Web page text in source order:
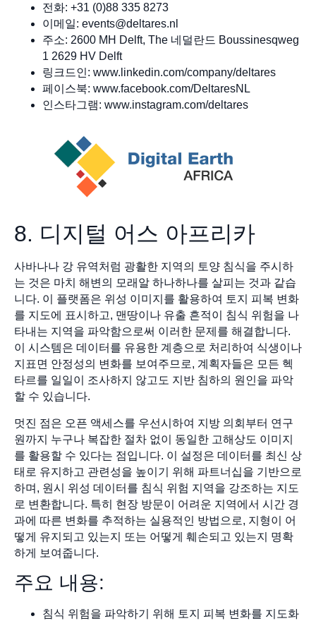
전화: +31 (0)88 335 8273
이메일: events@deltares.nl
주소: 2600 MH Delft, The 네덜란드 Boussinesqweg
1 2629 HV Delft
링크드인: www.linkedin.com/company/deltares
페이스북: www.facebook.com/DeltaresNL
인스타그램: www.instagram.com/deltares
8. 디지털 어스 아프리카
사바나나 강 유역처럼 광활한 지역의 토양 침식을 주시하
는 것은 마치 해변의 모래알 하나하나를 살피는 것과 같습
니다. 이 플랫폼은 위성 이미지를 활용하여 토지 피복 변화
를 지도에 표시하고, 맨땅이나 유출 흔적이 침식 위험을 나
타내는 지역을 파악함으로써 이러한 문제를 해결합니다.
이 시스템은 데이터를 유용한 계층으로 처리하여 식생이나
지표면 안정성의 변화를 보여주므로, 계획자들은 모든 헥
타르를 일일이 조사하지 않고도 지반 침하의 원인을 파악
할 수 있습니다.
멋진 점은 오픈 액세스를 우선시하여 지방 의회부터 연구
원까지 누구나 복잡한 절차 없이 동일한 고해상도 이미지
를 활용할 수 있다는 점입니다. 이 설정은 데이터를 최신 상
태로 유지하고 관련성을 높이기 위해 파트너십을 기반으로
하며, 원시 위성 데이터를 침식 위험 지역을 강조하는 지도
로 변환합니다. 특히 현장 방문이 어려운 지역에서 시간 경
과에 따른 변화를 추적하는 실용적인 방법으로, 지형이 어
떻게 유지되고 있는지 또는 어떻게 훼손되고 있는지 명확
하게 보여줍니다.
주요 내용:
침식 위험을 파악하기 위해 토지 피복 변화를 지도화